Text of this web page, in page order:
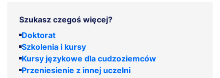
Szukasz czegoś więcej?
Doktorat
Szkolenia i kursy
Kursy językowe dla cudzoziemców
Przeniesienie z innej uczelni